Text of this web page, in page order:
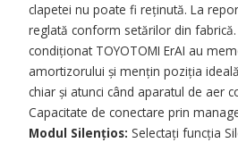
clapetei nu poate fi reținută. La
reglată conform setărilor din
condiționat TOYOTOMI ErAI au
amortizorului și mențin poziția
chiar și atunci când aparatul de aer
Capacitate de conectare prin
Modul Silențios: Selectați funcția